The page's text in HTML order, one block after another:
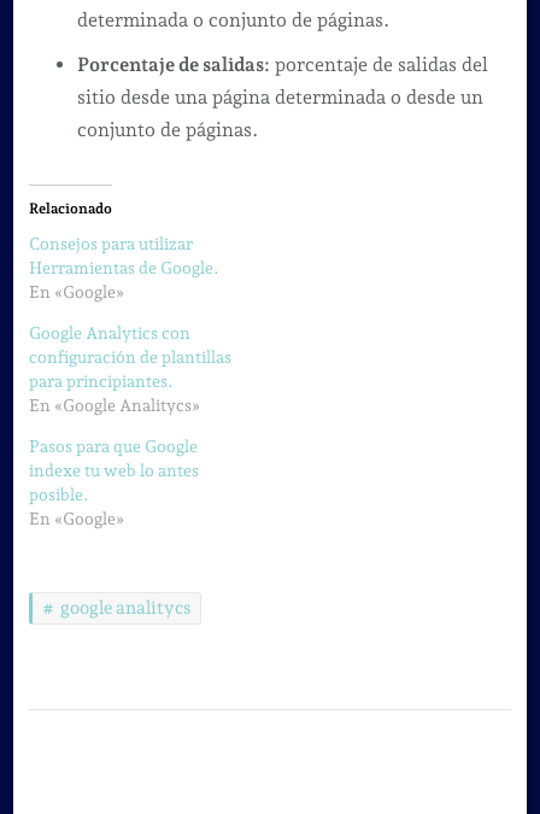
determinada o conjunto de páginas.
Porcentaje de salidas: porcentaje de salidas del
sitio desde una página determinada o desde un
conjunto de páginas.
Relacionado
Consejos para utilizar
Herramientas de Google.
En «Google»
Google Analytics con
configuración de plantillas
para principiantes.
En «Google Analitycs»
Pasos para que Google
indexe tu web lo antes
posible.
En «Google»
google analitycs